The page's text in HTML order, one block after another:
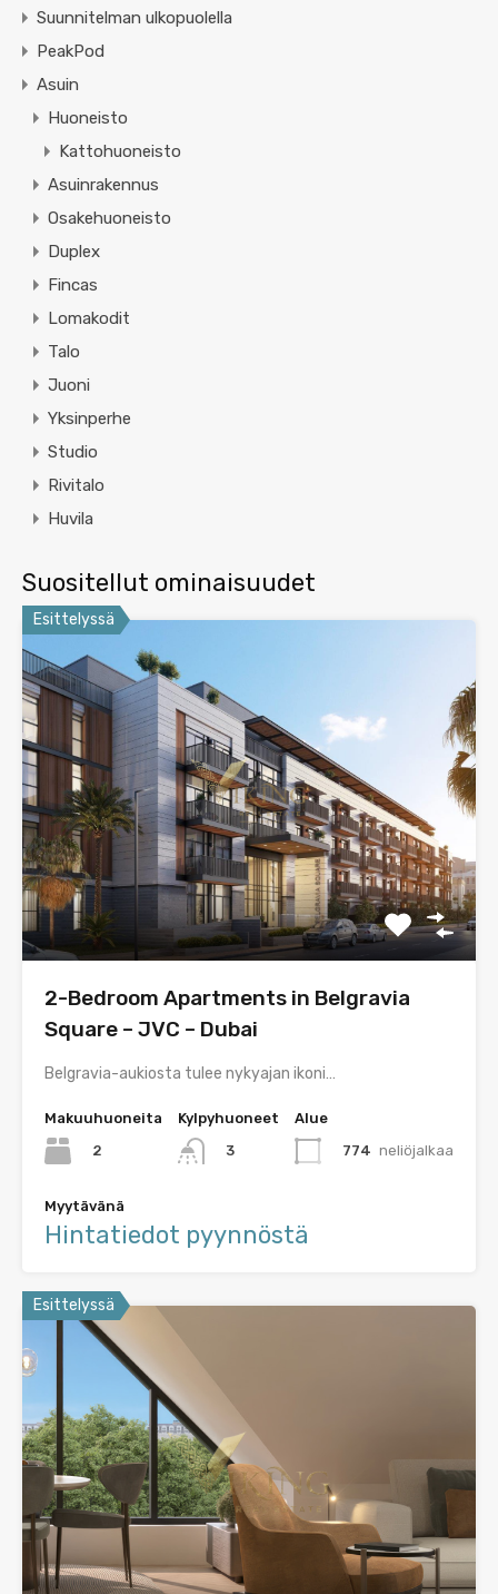
Suunnitelman ulkopuolella
PeakPod
Asuin
Huoneisto
Kattohuoneisto
Asuinrakennus
Osakehuoneisto
Duplex
Fincas
Lomakodit
Talo
Juoni
Yksinperhe
Studio
Rivitalo
Huvila
Suositellut ominaisuudet
Esittelyssä
2-Bedroom Apartments in Belgravia
Square – JVC – Dubai
Belgravia-aukiosta tulee nykyajan ikoni…
Makuuhuoneita
2
Kylpyhuoneet
3
Alue
774 neliöjalkaa
Myytävänä
Hintatiedot pyynnöstä
Esittelyssä